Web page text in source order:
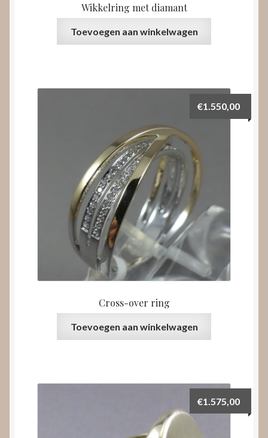
Wikkelring met diamant
Toevoegen aan winkelwagen
Cross-over ring
€1.550,00
Toevoegen aan winkelwagen
€1.575,00